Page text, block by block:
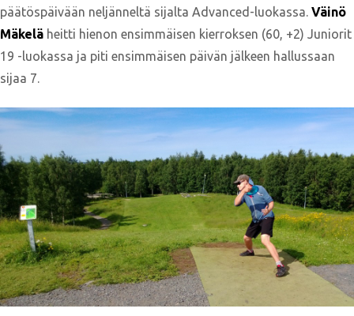
päätöspäivään neljänneltä sijalta Advanced-luokassa. Väinö
Mäkelä heitti hienon ensimmäisen kierroksen (60, +2) Juniorit
19 -luokassa ja piti ensimmäisen päivän jälkeen hallussaan
sijaa 7.